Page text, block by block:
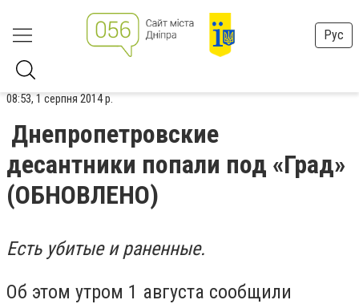
Рус
08:53, 1 серпня 2014 р.
Днепропетровские
десантники попали под «Град»
(ОБНОВЛЕНО)
Есть убитые и раненные.
Об этом утром 1 августа сообщили